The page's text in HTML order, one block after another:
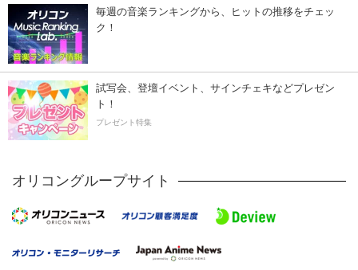
毎週の音楽ランキングから、ヒットの推移をチェッ
ク！
試写会、登壇イベント、サインチェキなどプレゼン
ト！
プレゼント特集
オリコングループサイト